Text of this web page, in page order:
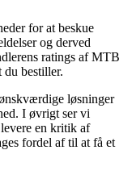
for at beskue
og derved
ratings af MTB
bestiller.
løsninger
I øvrigt ser vi
en kritik af
fordel af til at få et